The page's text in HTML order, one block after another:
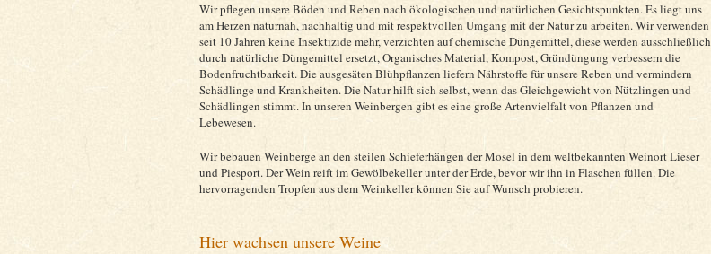
Wir pflegen unsere Böden und Reben nach ökologischen und natürlichen Gesichtspunkten. Es liegt uns
am Herzen naturnah, nachhaltig und mit respektvollen Umgang mit der Natur zu arbeiten. Wir verwenden
seit 10 Jahren keine Insektizide mehr, verzichten auf chemische Düngemittel, diese werden ausschließlich
durch natürliche Düngemittel ersetzt, Organisches Material, Kompost, Gründüngung verbessern die
Bodenfruchtbarkeit. Die ausgesäten Blühpflanzen liefern Nährstoffe für unsere Reben und vermindern
Schädlinge und Krankheiten. Die Natur hilft sich selbst, wenn das Gleichgewicht von Nützlingen und
Schädlingen stimmt. In unseren Weinbergen gibt es eine große Artenvielfalt von Pflanzen und
Lebewesen.
Wir bebauen Weinberge an den steilen Schieferhängen der Mosel in dem weltbekannten Weinort Lieser
und Piesport. Der Wein reift im Gewölbekeller unter der Erde, bevor wir ihn in Flaschen füllen. Die
hervorragenden Tropfen aus dem Weinkeller können Sie auf Wunsch probieren.
Hier wachsen unsere Weine